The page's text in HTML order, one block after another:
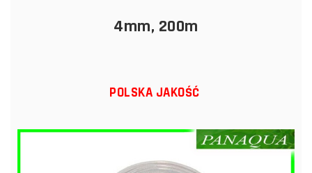
4mm, 200m
POLSKA JAKOŚĆ